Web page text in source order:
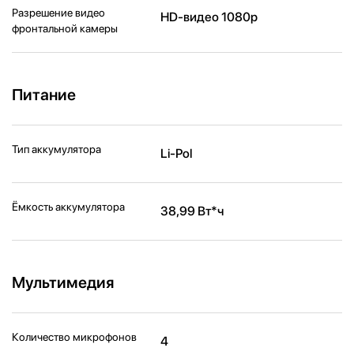
Разрешение видео
фронтальной камеры
HD-видео 1080p
Питание
Тип аккумулятора Li-Pol
Ёмкость аккумулятора 38,99 Вт*ч
Мультимедия
Количество микрофонов 4